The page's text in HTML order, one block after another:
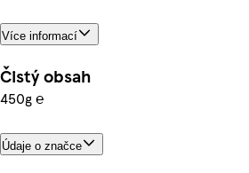
Více informací
Čistý obsah
450g ℮
Údaje o značce